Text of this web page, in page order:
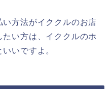
方法がイククルのお店
い方は、イククルのホ
いですよ。